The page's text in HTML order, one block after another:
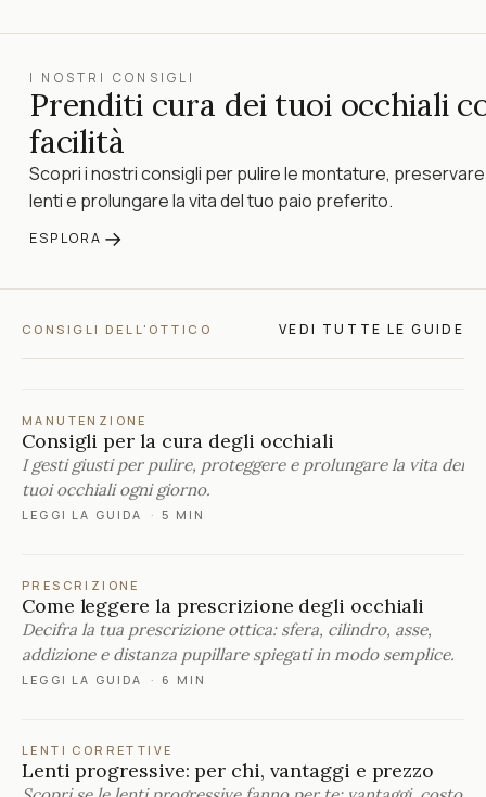
I NOSTRI CONSIGLI
Prenditi cura dei tuoi occhiali
facilità
Scopri i nostri consigli per pulire le montature,
lenti e prolungare la vita del tuo paio preferito.
ESPLORA →
CONSIGLI DELL'OTTICO VEDI TUTTE LE GUIDE
MANUTENZIONE
Consigli per la cura degli occhiali
I gesti giusti per pulire, proteggere e prolungare la vita dei
tuoi occhiali ogni giorno.
LEGGI LA GUIDA · 5 MIN
PRESCRIZIONE
Come leggere la prescrizione degli occhiali
Decifra la tua prescrizione ottica: sfera, cilindro, asse,
addizione e distanza pupillare spiegati in modo semplice.
LEGGI LA GUIDA · 6 MIN
LENTI CORRETTIVE
Lenti progressive: per chi, vantaggi e prezzo